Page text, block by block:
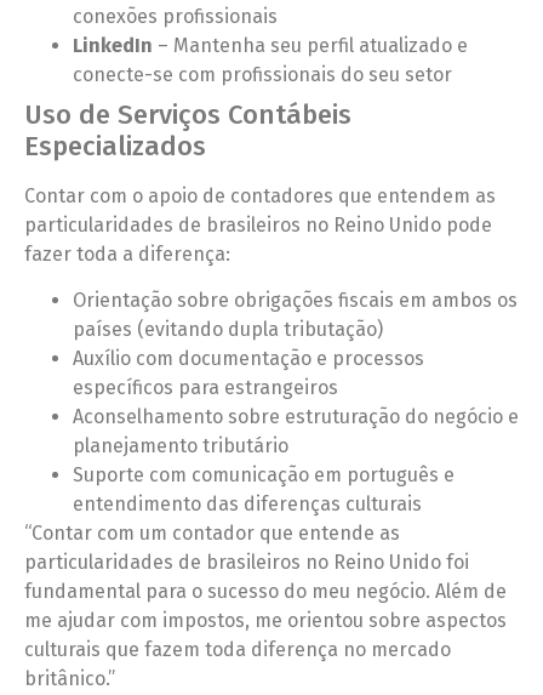
conexões profissionais
LinkedIn – Mantenha seu perfil atualizado e
conecte-se com profissionais do seu setor
Uso de Serviços Contábeis
Especializados
Contar com o apoio de contadores que entendem as
particularidades de brasileiros no Reino Unido pode
fazer toda a diferença:
Orientação sobre obrigações fiscais em ambos os
países (evitando dupla tributação)
Auxílio com documentação e processos
específicos para estrangeiros
Aconselhamento sobre estruturação do negócio e
planejamento tributário
Suporte com comunicação em português e
entendimento das diferenças culturais
“Contar com um contador que entende as
particularidades de brasileiros no Reino Unido foi
fundamental para o sucesso do meu negócio. Além de
me ajudar com impostos, me orientou sobre aspectos
culturais que fazem toda diferença no mercado
britânico.”